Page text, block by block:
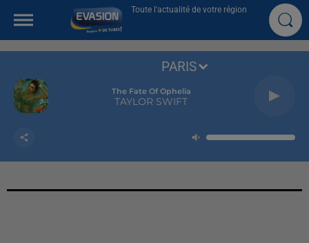
Toute l'actualité de votre région
The Fate Of Ophelia
TAYLOR SWIFT
PARIS